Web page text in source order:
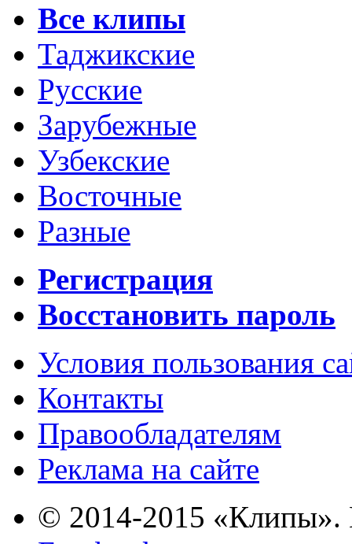
Все клипы
Таджикские
Русские
Зарубежные
Узбекские
Восточные
Разные
Регистрация
Восстановить пароль
Условия пользования
Контакты
Правообладателям
Реклама на сайте
© 2014-2015 «Клипы».